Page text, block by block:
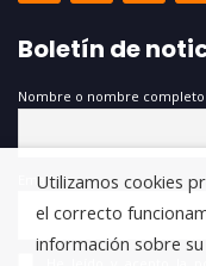
Boletín de
Nombre o nombre completo
Email
Utilizamos cookies
el correcto
información sobre